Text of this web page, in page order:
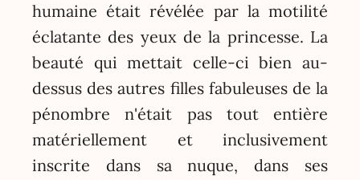
humaine était révélée par la motilité
éclatante des yeux de la princesse. La
beauté qui mettait celle-ci bien au-
dessus des autres filles fabuleuses de la
pénombre n'était pas tout entière
matériellement et inclusivement
inscrite dans sa nuque, dans ses